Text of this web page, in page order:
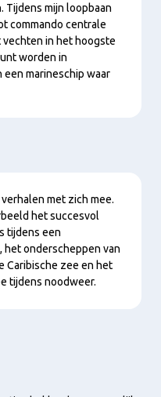
mijn loopbaan
commando centrale
in het hoogste
worden in
marineschip waar
met zich mee.
het succesvol
tijdens een
het onderscheppen van
Caribische zee en het
tijdens noodweer.